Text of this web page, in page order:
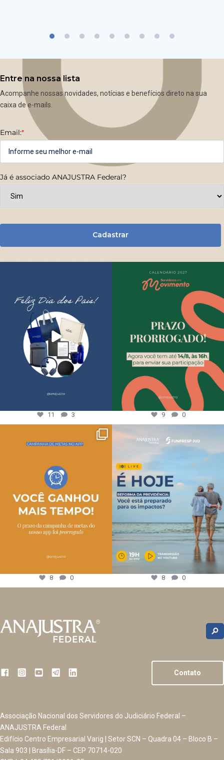
Entre na nossa lista
Acompanhe nossas novidades, notícias e benefícios direto na sua
caixa de e-mails.
Email:*
Já é associado ANAJUSTRA Federal?
Cadastrar
11 3 9 0
8 0 8 0
Contato
Associação Nacional dos Servidores do Judiciário Federal –
ANAJUSTRA Federal
Edifício Centro Empresarial Varig | Setor SCN – Quadra 04 – Bloco B –
Sala 903 | Brasília-DF – CEP 70714-020